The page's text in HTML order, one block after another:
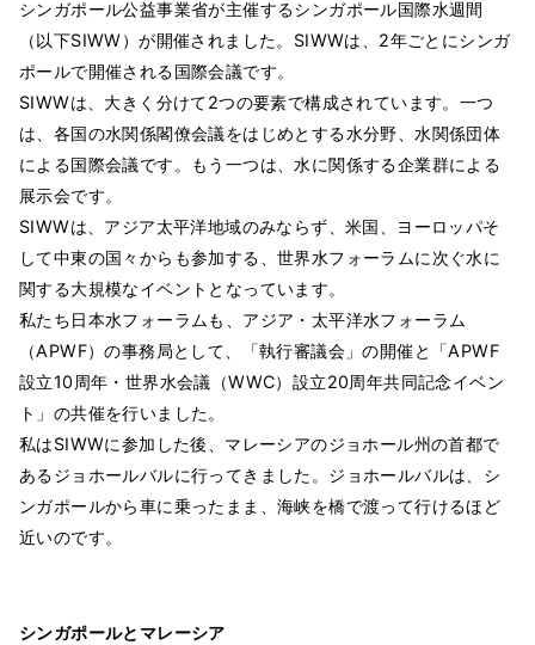
シンガポール公益事業省が主催するシンガポール国際水週間
（以下SIWW）が開催されました。SIWWは、2年ごとにシンガ
ポールで開催される国際会議です。
SIWWは、大きく分けて2つの要素で構成されています。一つ
は、各国の水関係閣僚会議をはじめとする水分野、水関係団体
による国際会議です。もう一つは、水に関係する企業群による
展示会です。
SIWWは、アジア太平洋地域のみならず、米国、ヨーロッパそ
して中東の国々からも参加する、世界水フォーラムに次ぐ水に
関する大規模なイベントとなっています。
私たち日本水フォーラムも、アジア・太平洋水フォーラム
（APWF）の事務局として、「執行審議会」の開催と「APWF
設立10周年・世界水会議（WWC）設立20周年共同記念イベン
ト」の共催を行いました。
私はSIWWに参加した後、マレーシアのジョホール州の首都で
あるジョホールバルに行ってきました。ジョホールバルは、シ
ンガポールから車に乗ったまま、海峡を橋で渡って行けるほど
近いのです。
シンガポールとマレーシア